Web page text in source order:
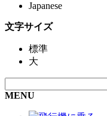
Japanese
文字サイズ
標準
大
MENU